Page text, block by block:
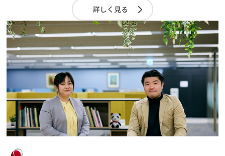
詳しく見る